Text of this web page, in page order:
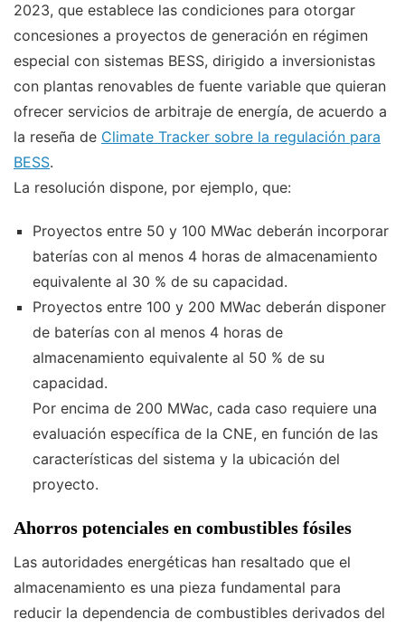
2023, que establece las condiciones para otorgar
concesiones a proyectos de generación en régimen
especial con sistemas BESS, dirigido a inversionistas
con plantas renovables de fuente variable que quieran
ofrecer servicios de arbitraje de energía, de acuerdo a
la reseña de Climate Tracker sobre la regulación para
BESS.
La resolución dispone, por ejemplo, que:
Proyectos entre 50 y 100 MWac deberán incorporar
baterías con al menos 4 horas de almacenamiento
equivalente al 30 % de su capacidad.
Proyectos entre 100 y 200 MWac deberán disponer
de baterías con al menos 4 horas de
almacenamiento equivalente al 50 % de su
capacidad.
Por encima de 200 MWac, cada caso requiere una
evaluación específica de la CNE, en función de las
características del sistema y la ubicación del
proyecto.
Ahorros potenciales en combustibles fósiles
Las autoridades energéticas han resaltado que el
almacenamiento es una pieza fundamental para
reducir la dependencia de combustibles derivados del